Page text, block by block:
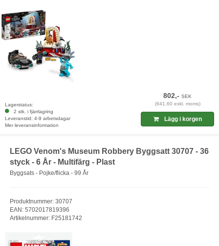
Lagerstatus:
2 stk. i fjärrlagring
Leveranstid: 4-9 arbetsdagar
Mer leveransinformation
802,-SEK
(641,60 exkl. moms)
Lägg i korgen
LEGO Venom's Museum Robbery Byggsatt 30707 - 36
styck - 6 År - Multifärg - Plast
Byggsats - Pojke/flicka - 99 År
Produktnummer: 30707
EAN: 5702017819396
Artikelnummer: F25181742